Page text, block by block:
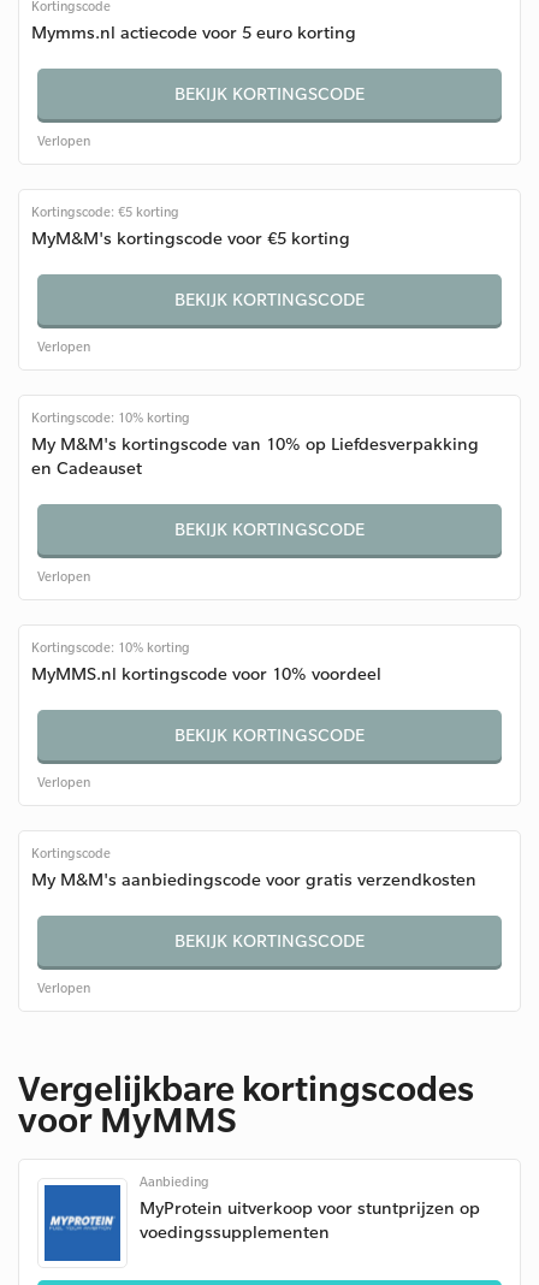
Kortingscode
Mymms.nl actiecode voor 5 euro korting
BEKIJK KORTINGSCODE
Verlopen
Kortingscode: €5 korting
MyM&M's kortingscode voor €5 korting
BEKIJK KORTINGSCODE
Verlopen
Kortingscode: 10% korting
My M&M's kortingscode van 10% op Liefdesverpakking
en Cadeauset
BEKIJK KORTINGSCODE
Verlopen
Kortingscode: 10% korting
MyMMS.nl kortingscode voor 10% voordeel
BEKIJK KORTINGSCODE
Verlopen
Kortingscode
My M&M's aanbiedingscode voor gratis verzendkosten
BEKIJK KORTINGSCODE
Verlopen
Vergelijkbare kortingscodes
voor MyMMS
Aanbieding
MyProtein uitverkoop voor stuntprijzen op
voedingssupplementen